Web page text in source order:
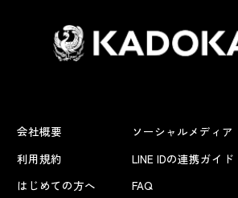
会社概要
利用規約
はじめての方へ
ソーシャルメディア
LINE IDの連携ガイド
FAQ